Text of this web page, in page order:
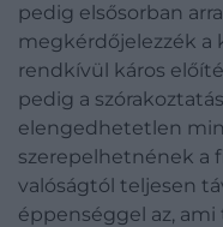
pedig elsősorban
megkérdőjelezzék a
rendkívül káros
pedig a
elengedhetetlen
szerepelhetnének a
valóságtól teljesen
éppenséggel az,